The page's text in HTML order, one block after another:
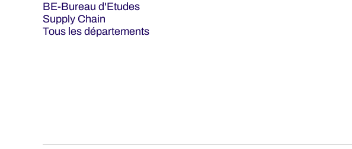
BE-Bureau d'Etudes
Supply Chain
Tous les départements